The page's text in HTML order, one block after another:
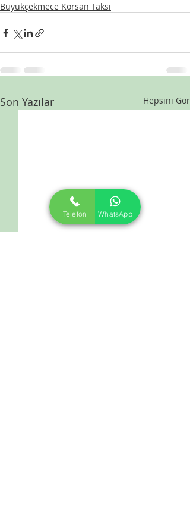
Büyükçekmece Korsan Taksi
Son Yazılar Hepsini Gör
Telefon WhatsApp